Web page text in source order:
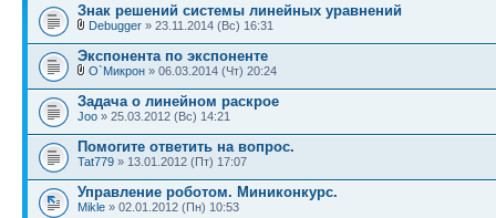
Знак решений системы линейных уравнений
Debugger » 23.11.2014 (Вс) 16:31
Экспонента по экспоненте
О`Микрон » 06.03.2014 (Чт) 20:24
Задача о линейном раскрое
Joo » 25.03.2012 (Вс) 14:21
Помогите ответить на вопрос.
Tat779 » 13.01.2012 (Пт) 17:07
Управление роботом. Миниконкурс.
Mikle » 02.01.2012 (Пн) 10:53